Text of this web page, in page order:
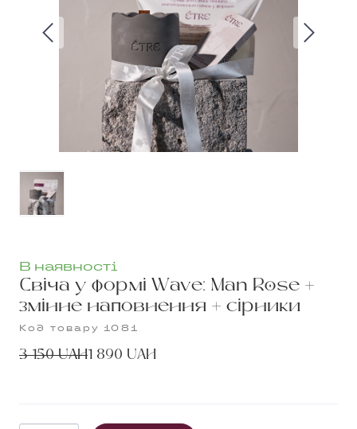
В наявності
Свіча у формі Wave: Man Rose +
змінне наповнення + cірники
Код товару 1081
3 150 UAH1 890 UAH